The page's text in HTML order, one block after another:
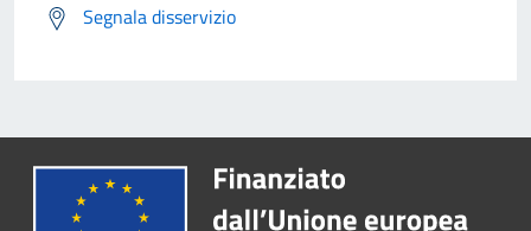
Segnala disservizio